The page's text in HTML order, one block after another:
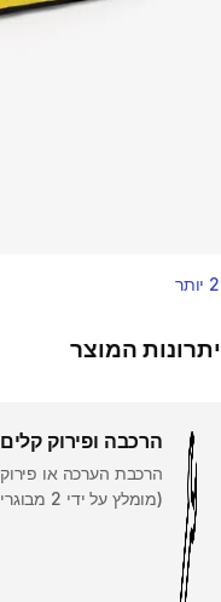
2 יותר
יתרונות המוצר
הרכבה ופירוק קלים
(מומלץ על ידי 2 מבוגרים).